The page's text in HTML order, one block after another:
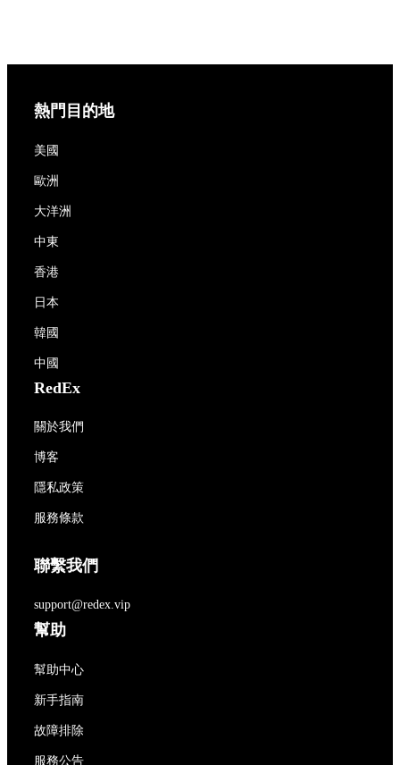
熱門目的地
美國
歐洲
大洋洲
中東
香港
日本
韓國
中國
RedEx
關於我們
博客
隱私政策
服務條款
聯繫我們
support@redex.vip
幫助
幫助中心
新手指南
故障排除
服務公告